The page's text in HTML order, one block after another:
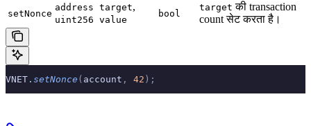
setNonce
address target,
uint256 value
bool
target की transaction
count सेट करता है।
VNET . setNonce ( account , 42 );